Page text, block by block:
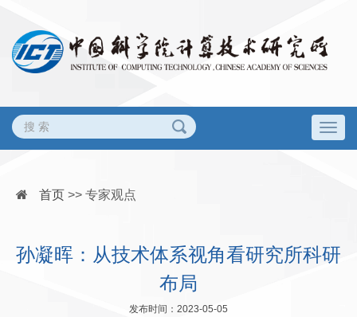
首页 >> 专家观点
孙凝晖：从技术体系视角看研究所科研
布局
发布时间：2023-05-05